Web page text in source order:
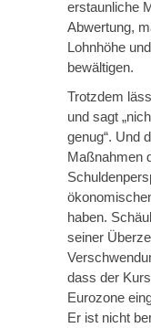
erstaunliche
Abwertung,
Lohnhöhe
bewältigen.
Trotzdem
und sagt
genug“. Und
Maßnahmen
haben.
seiner
dass der
Eurozone
Er ist nicht